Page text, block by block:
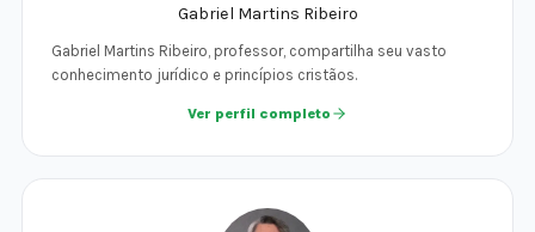
Gabriel Martins Ribeiro
Gabriel Martins Ribeiro, professor, compartilha seu vasto
conhecimento jurídico e princípios cristãos.
Ver perfil completo